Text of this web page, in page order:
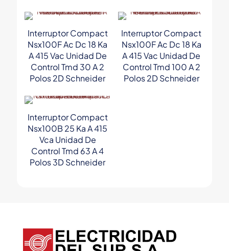
Interruptor Compact
Nsx100F Ac Dc 18 Ka
A 415 Vac Unidad De
Control Tmd 30 A 2
Polos 2D Schneider
Interruptor Compact
Nsx100F Ac Dc 18 Ka
A 415 Vac Unidad De
Control Tmd 100 A 2
Polos 2D Schneider
Interruptor Compact
Nsx100B 25 Ka A 415
Vca Unidad De
Control Tmd 63 A 4
Polos 3D Schneider